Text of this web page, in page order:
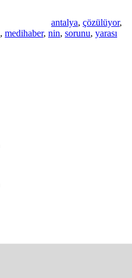
antalya, çözülüyor,
, medihaber, nin, sorunu, yarası